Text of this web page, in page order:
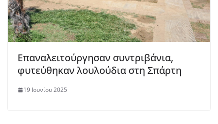
Επαναλειτούργησαν συντριβάνια,
φυτεύθηκαν λουλούδια στη Σπάρτη
19 Ιουνίου 2025